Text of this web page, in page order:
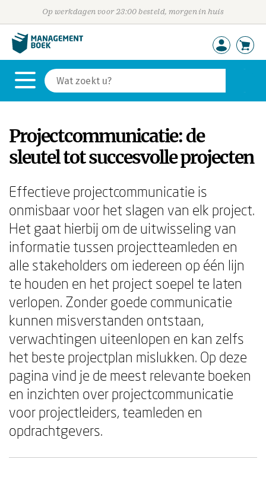
Op werkdagen voor 23:00 besteld, morgen in huis
Projectcommunicatie: de
sleutel tot succesvolle projecten
Effectieve projectcommunicatie is
onmisbaar voor het slagen van elk project.
Het gaat hierbij om de uitwisseling van
informatie tussen projectteamleden en
alle stakeholders om iedereen op één lijn
te houden en het project soepel te laten
verlopen. Zonder goede communicatie
kunnen misverstanden ontstaan,
verwachtingen uiteenlopen en kan zelfs
het beste projectplan mislukken. Op deze
pagina vind je de meest relevante boeken
en inzichten over projectcommunicatie
voor projectleiders, teamleden en
opdrachtgevers.